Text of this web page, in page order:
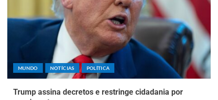
MUNDO NOTÍCIAS POLÍTICA
Trump assina decretos e restringe cidadania por